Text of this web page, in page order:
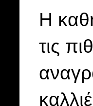
Η
τις